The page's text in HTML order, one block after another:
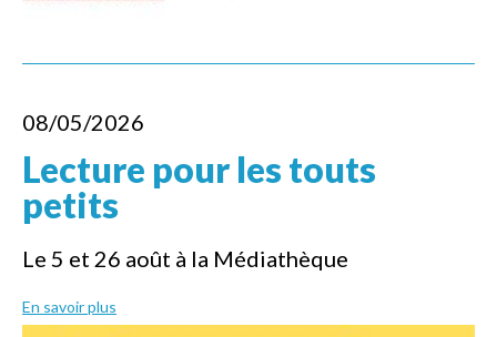
08/05/2026
Lecture pour les touts
petits
Le 5 et 26 août à la Médiathèque
En savoir plus